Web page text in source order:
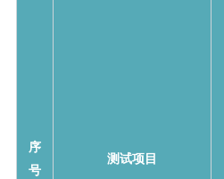
序
号
测试项目